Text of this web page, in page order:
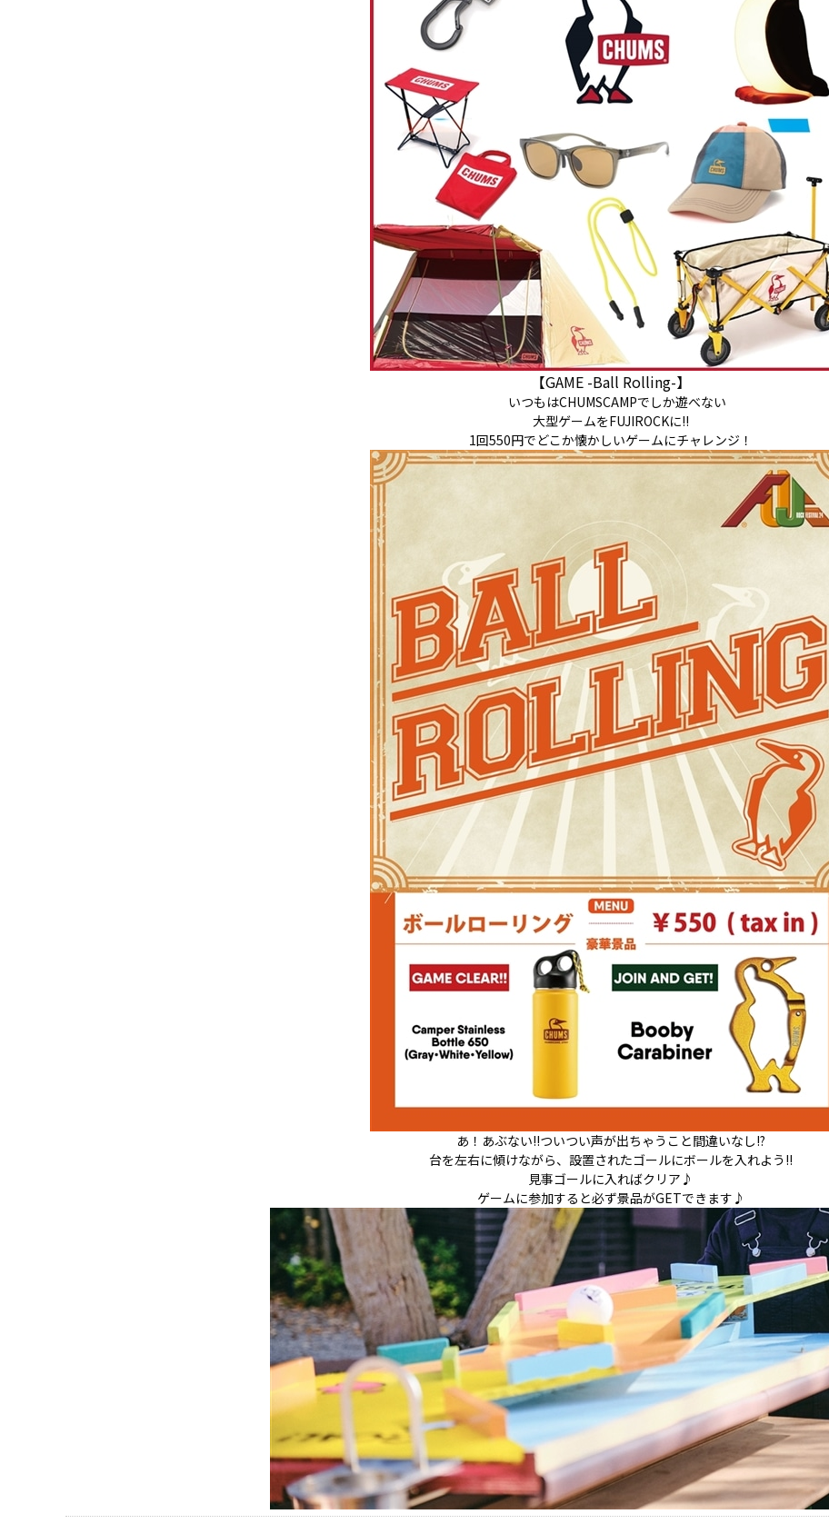
【GAME -Ball Rolling-】
いつもはCHUMSCAMPでしか遊べない
大型ゲームをFUJIROCKに!!
1回550円でどこか懐かしいゲームにチャレンジ！
あ！あぶない!!ついつい声が出ちゃうこと間違いなし!?
台を左右に傾けながら、設置されたゴールにボールを入れよう!!
見事ゴールに入ればクリア♪
ゲームに参加すると必ず景品がGETできます♪